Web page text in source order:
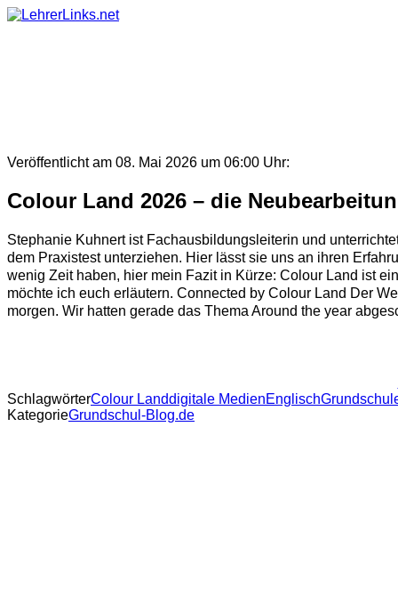
Skip
Veröffentlicht am 08. Mai 2026 um 06:00 Uhr:
Colour Land 2026 – die
Stephanie Kuhnert ist Fachausbildungsleiterin und
dem Praxistest unterziehen. Hier lässt sie uns an ihren
wenig Zeit haben, hier mein Fazit in Kürze: Colour Land ist
möchte ich euch erläutern. Connected by Colour Land Der
morgen. Wir hatten gerade das Thema Around the year
SchlagwörterColour Landdigitale MedienEnglisch
KategorieGrundschul-Blog.de